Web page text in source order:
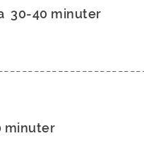
30-40 minuter
minuter